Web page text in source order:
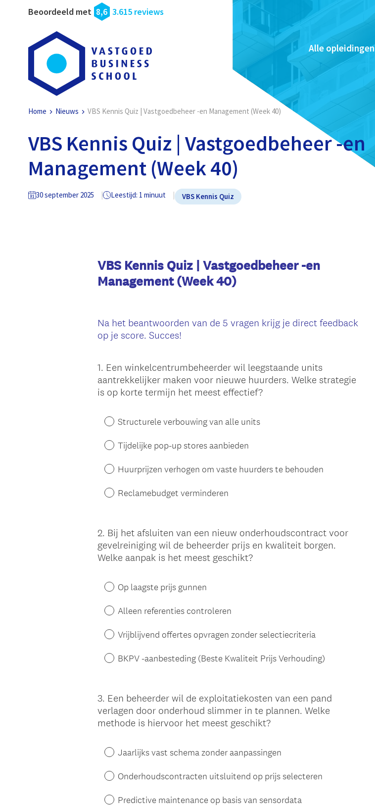
Beoordeeld met 8,6 3.615 reviews
Alle opleidingen
Home Nieuws VBS Kennis Quiz | Vastgoedbeheer -en Management (Week 40)
VBS Kennis Quiz | Vastgoedbeheer -en
Management (Week 40)
30 september 2025 Leestijd: 1 minuut VBS Kennis Quiz